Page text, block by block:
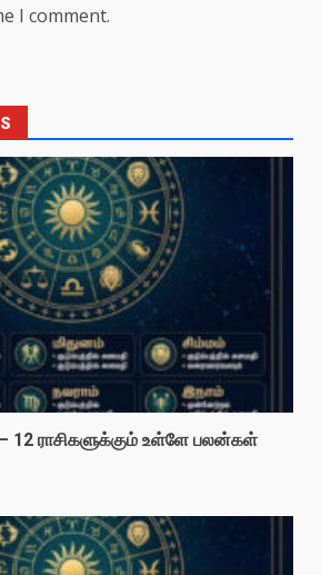
I comment.
ராசிகளுக்கும் உள்ளே பலன்கள்